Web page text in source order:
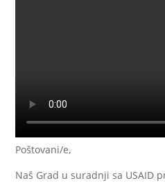
Poštovani/e,
Naš Grad u suradnji sa USAID